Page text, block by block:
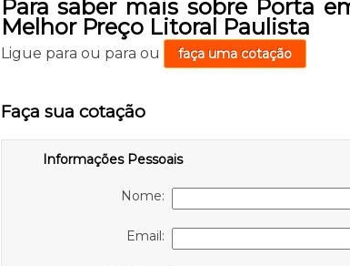
Para saber mais sobre Porta
Melhor Preço Litoral Paulista
Ligue para ou para ou faça uma cotação
Faça sua cotação
Informações Pessoais
Nome:
Email: